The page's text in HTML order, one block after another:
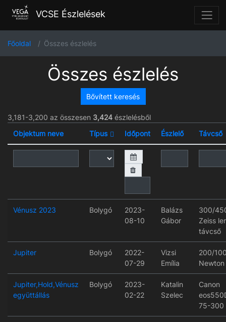
VCSE Észlelések
Főoldal Összes észlelés
Összes észlelés
Bővített keresés
3,181-3,200 az összesen 3,424 észlelésből
Objektum neve
Típus Időpont Észlelő Távcső
Vénusz 2023 Bolygó
2023-
08-10
Balázs
Gábor
300/
Zeiss
távcső
Jupiter Bolygó
2022-
07-29
Vizsi
Emília
200/
Newton
Jupiter,Hold,Vénusz
együttállás
Bolygó
2023-
02-22
Katalin
Szelec
Canon
75-300